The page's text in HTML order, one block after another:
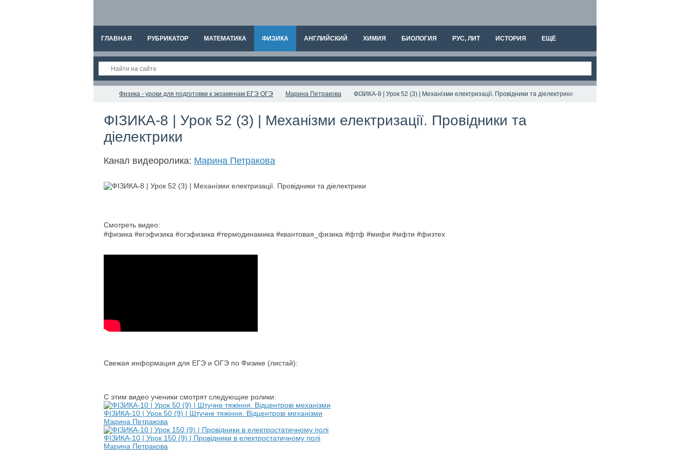
ГЛАВНАЯ РУБРИКАТОР МАТЕМАТИКА ФИЗИКА АНГЛИЙСКИЙ ХИМИЯ БИОЛОГИЯ РУС, ЛИТ ИСТОРИЯ ЕЩЁ
Физика - уроки для подготовки к экзаменам ЕГЭ ОГЭ Марина Петракова ФІЗИКА-8 | Урок 52 (3) | Механізми електризації. Провідники та діелектрики
ФІЗИКА-8 | Урок 52 (3) | Механізми електризації. Провідники та
діелектрики
Канал видеоролика: Марина Петракова
Смотреть видео:
#физика #егэфизика #огэфизика #термодинамика #квантовая_физика #фтф #мифи #мфти #физтех
Свежая информация для ЕГЭ и ОГЭ по Физике (листай):
С этим видео ученики смотрят следующие ролики:
ФІЗИКА-10 | Урок 50 (9) | Штучне тяжіння. Відцентрові механізми
Марина Петракова
ФІЗИКА-10 | Урок 150 (9) | Провідники в електростатичному полі
Марина Петракова